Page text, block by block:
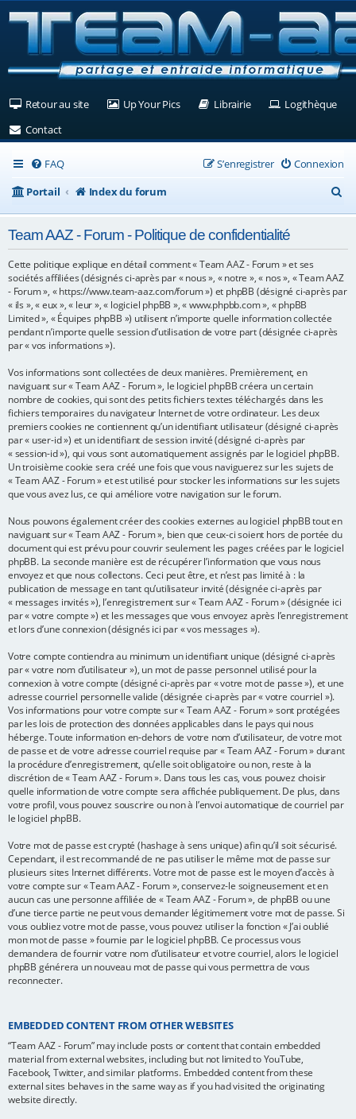
Retour au site(Ouvre un nouvel onglet)
Up Your Pics(Ouvre un nouvel onglet)
Librairie(Ouvre un nouvel
Logithèque
Contact(Ouvre un nouvel onglet)
FAQ Connexion
S’enregistrer
Portail
Index du forum
e
e
Team AAZ - Forum - Politique de confidentialité
Cette politique explique en détail comment « Team AAZ - Forum » et ses
sociétés affiliées (désignés ci-après par « nous », « notre », « nos », « Team AAZ
- Forum », « https://www.team-aaz.com/forum ») et phpBB (désigné ci-après par
« ils », « eux », « leur », « logiciel phpBB », « www.phpbb.com », « phpBB
Limited », « Équipes phpBB ») utilisent n’importe quelle information collectée
pendant n’importe quelle session d’utilisation de votre part (désignée ci-après
par « vos informations »).
Vos informations sont collectées de deux manières. Premièrement, en
naviguant sur « Team AAZ - Forum », le logiciel phpBB créera un certain
nombre de cookies, qui sont des petits fichiers textes téléchargés dans les
fichiers temporaires du navigateur Internet de votre ordinateur. Les deux
premiers cookies ne contiennent qu’un identifiant utilisateur (désigné ci-après
par « user-id ») et un identifiant de session invité (désigné ci-après par
« session-id »), qui vous sont automatiquement assignés par le logiciel phpBB.
Un troisième cookie sera créé une fois que vous naviguerez sur les sujets de
« Team AAZ - Forum » et est utilisé pour stocker les informations sur les sujets
que vous avez lus, ce qui améliore votre navigation sur le forum.
Nous pouvons également créer des cookies externes au logiciel phpBB tout en
naviguant sur « Team AAZ - Forum », bien que ceux-ci soient hors de portée du
document qui est prévu pour couvrir seulement les pages créées par le logiciel
phpBB. La seconde manière est de récupérer l’information que vous nous
envoyez et que nous collectons. Ceci peut être, et n’est pas limité à : la
publication de message en tant qu’utilisateur invité (désignée ci-après par
« messages invités »), l’enregistrement sur « Team AAZ - Forum » (désignée ici
par « votre compte ») et les messages que vous envoyez après l’enregistrement
et lors d’une connexion (désignés ici par « vos messages »).
Votre compte contiendra au minimum un identifiant unique (désigné ci-après
par « votre nom d’utilisateur »), un mot de passe personnel utilisé pour la
connexion à votre compte (désigné ci-après par « votre mot de passe »), et une
adresse courriel personnelle valide (désignée ci-après par « votre courriel »).
Vos informations pour votre compte sur « Team AAZ - Forum » sont protégées
par les lois de protection des données applicables dans le pays qui nous
héberge. Toute information en-dehors de votre nom d’utilisateur, de votre mot
de passe et de votre adresse courriel requise par « Team AAZ - Forum » durant
la procédure d’enregistrement, qu’elle soit obligatoire ou non, reste à la
discrétion de « Team AAZ - Forum ». Dans tous les cas, vous pouvez choisir
quelle information de votre compte sera affichée publiquement. De plus, dans
votre profil, vous pouvez souscrire ou non à l’envoi automatique de courriel par
le logiciel phpBB.
Votre mot de passe est crypté (hashage à sens unique) afin qu’il soit sécurisé.
Cependant, il est recommandé de ne pas utiliser le même mot de passe sur
plusieurs sites Internet différents. Votre mot de passe est le moyen d’accès à
votre compte sur « Team AAZ - Forum », conservez-le soigneusement et en
aucun cas une personne affiliée de « Team AAZ - Forum », de phpBB ou une
d’une tierce partie ne peut vous demander légitimement votre mot de passe. Si
vous oubliez votre mot de passe, vous pouvez utiliser la fonction « J’ai oublié
mon mot de passe » fournie par le logiciel phpBB. Ce processus vous
demandera de fournir votre nom d’utilisateur et votre courriel, alors le logiciel
phpBB générera un nouveau mot de passe qui vous permettra de vous
reconnecter.
EMBEDDED CONTENT FROM OTHER WEBSITES
“Team AAZ - Forum” may include posts or content that contain embedded
material from external websites, including but not limited to YouTube,
Facebook, Twitter, and similar platforms. Embedded content from these
external sites behaves in the same way as if you had visited the originating
website directly.